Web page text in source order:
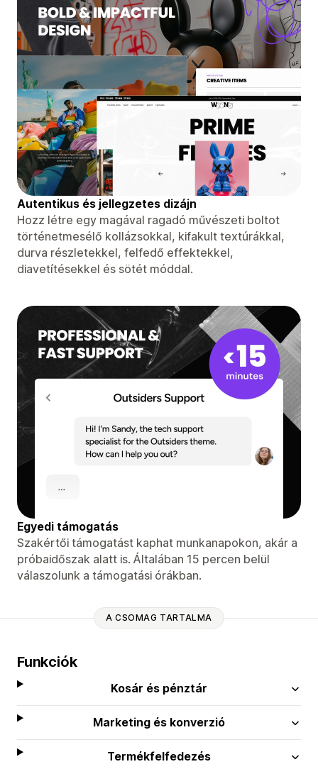
Autentikus és jellegzetes dizájn
Hozz létre egy magával ragadó művészeti boltot
történetmesélő kollázsokkal, kifakult textúrákkal,
durva részletekkel, felfedő effektekkel,
diavetítésekkel és sötét móddal.
Egyedi támogatás
Szakértői támogatást kaphat munkanapokon, akár a
próbaidőszak alatt is. Általában 15 percen belül
válaszolunk a támogatási órákban.
A CSOMAG TARTALMA
Funkciók
Kosár és pénztár
Marketing és konverzió
Termékfelfedezés